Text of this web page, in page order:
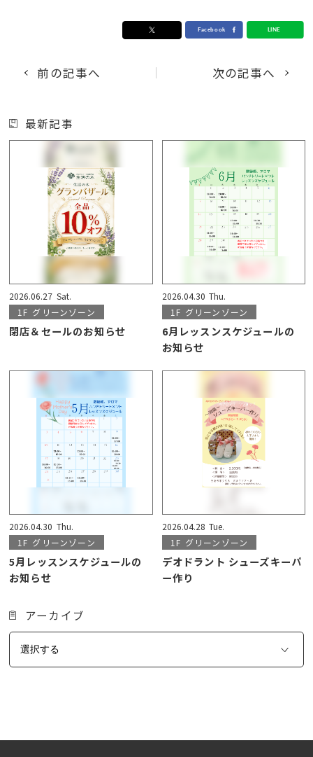
前の記事へ 次の記事へ
最新記事
2026.06.27 Sat.
1F グリーンゾーン
閉店＆セールのお知らせ
2026.04.30 Thu.
1F グリーンゾーン
6月レッスンスケジュールの
お知らせ
2026.04.30 Thu.
1F グリーンゾーン
5月レッスンスケジュールの
お知らせ
2026.04.28 Tue.
1F グリーンゾーン
デオドラント シューズキーパ
ー作り
アーカイブ